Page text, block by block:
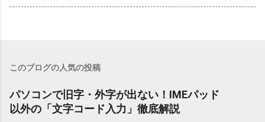
このブログの人気の投稿
パソコンで旧字・外字が出ない！IMEパッド
以外の「文字コード入力」徹底解説